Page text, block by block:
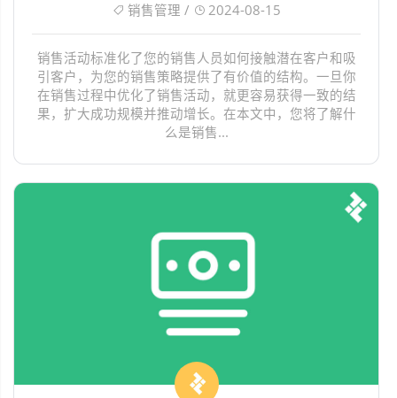
销售管理 / 2024-08-15
销售活动标准化了您的销售人员如何接触潜在客户和吸
引客户，为您的销售策略提供了有价值的结构。一旦你
在销售过程中优化了销售活动，就更容易获得一致的结
果，扩大成功规模并推动增长。在本文中，您将了解什
么是销售...